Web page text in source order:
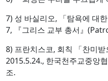
7) 성 바실리오, 「탐욕에 대
7, 『그리스 교부 총서』
8) 프란치스코, 회칙 「찬미
2015.5.24., 한국천주교중앙
조.